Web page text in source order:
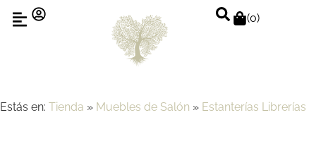
(0)
Estás en: Tienda » Muebles de Salón » Estanterías Librerías